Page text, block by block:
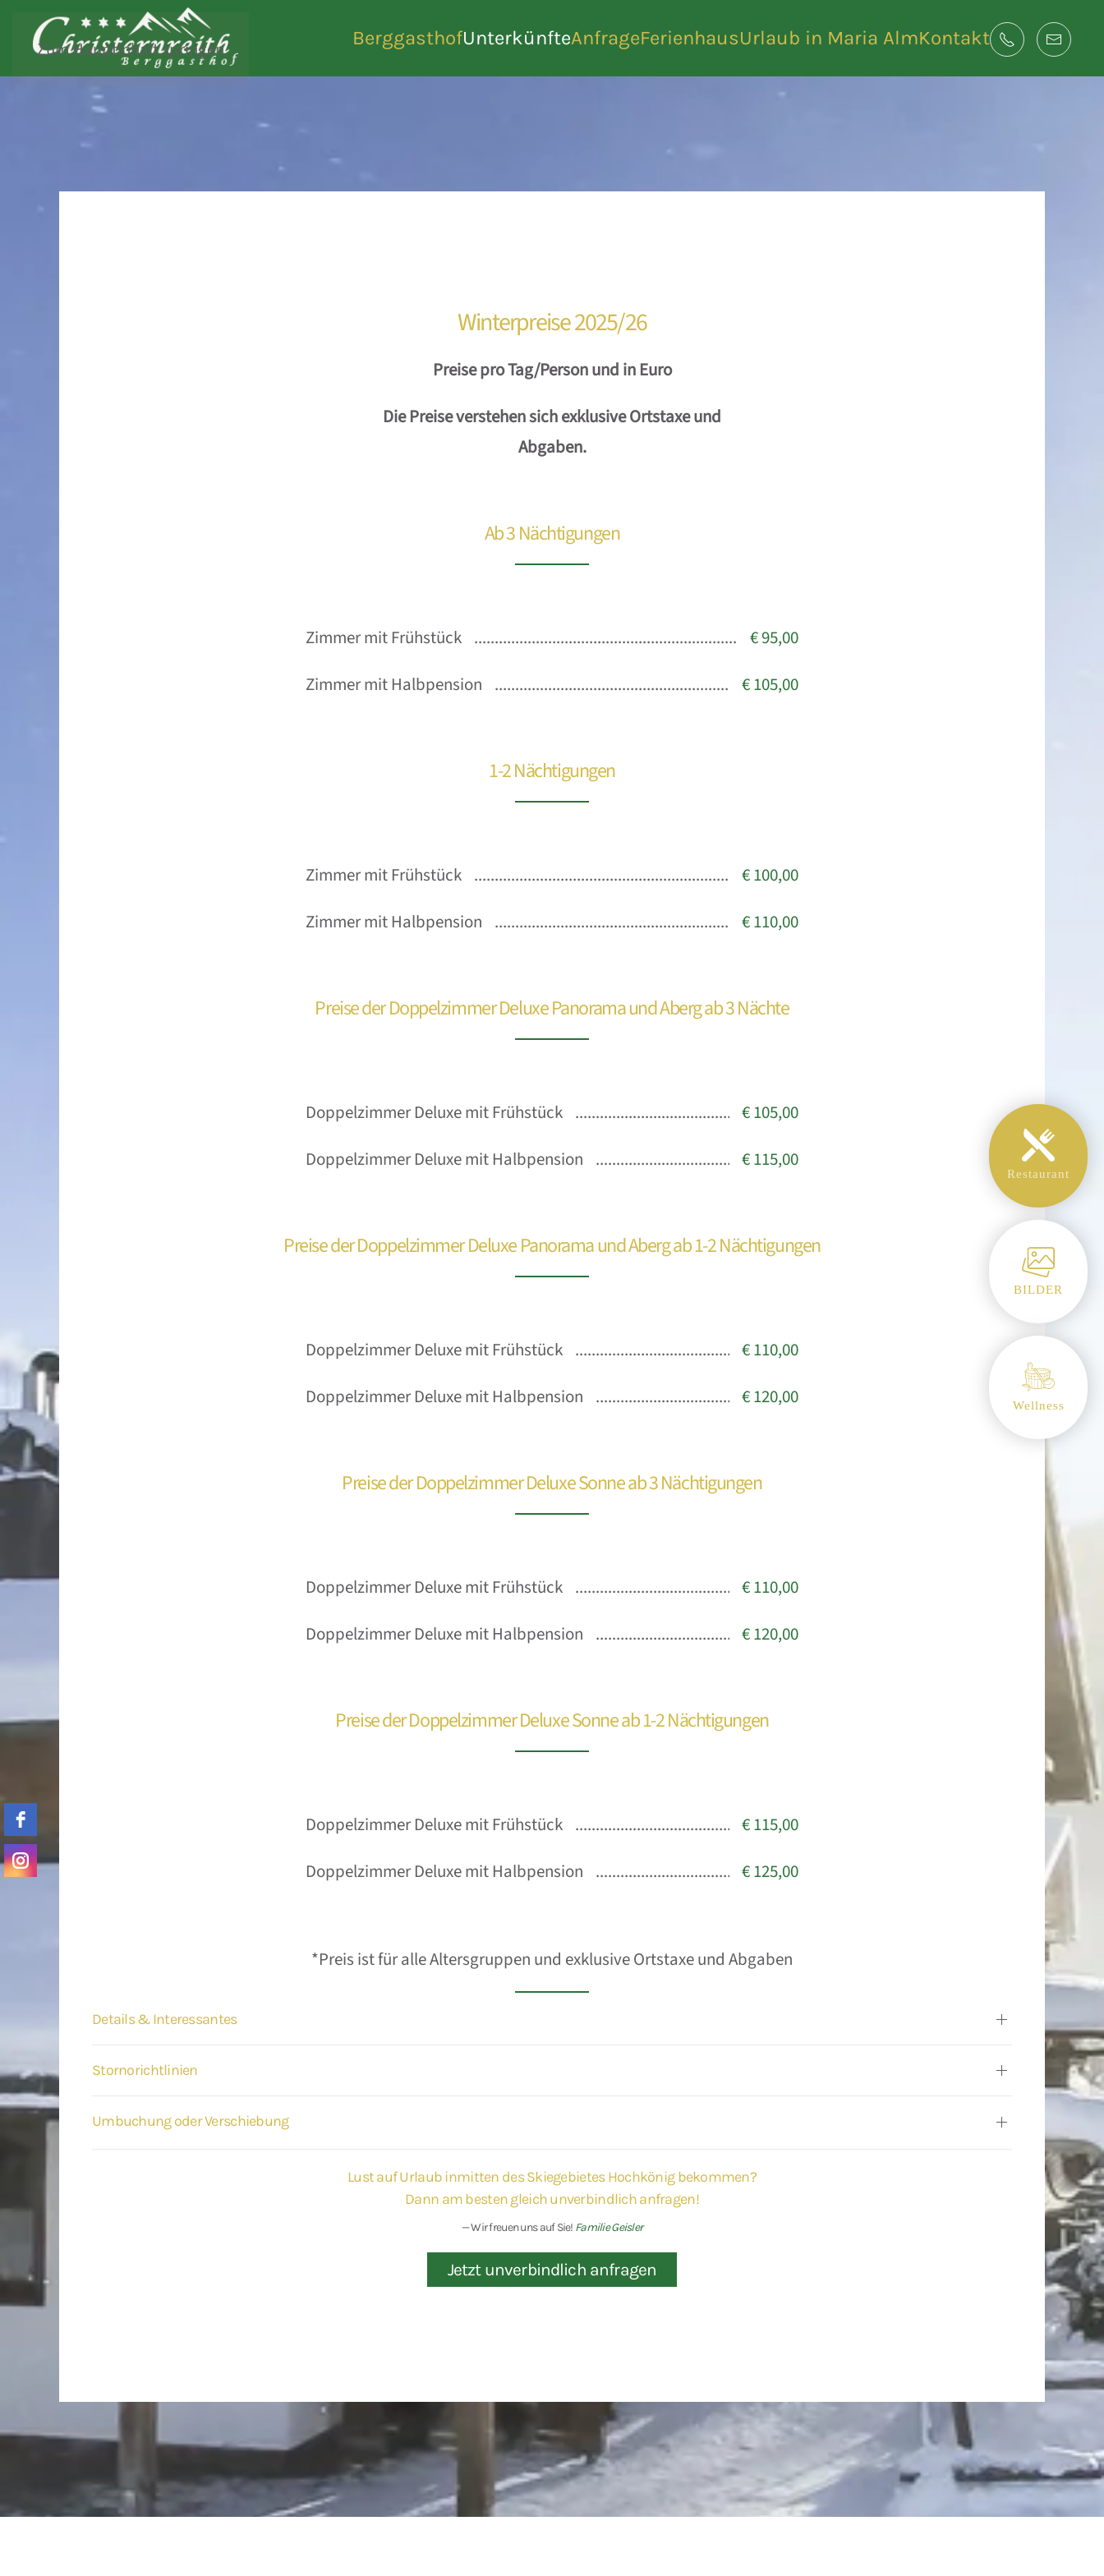
Zum Hauptinhalt springen BerggasthofUnterkünfteAnfrageFerienhausUrlaub in Maria AlmKontakt
Winterpreise 2025/26
Preise pro Tag/Person und in Euro
Die Preise verstehen sich exklusive Ortstaxe und
Abgaben.
Ab 3 Nächtigungen
Zimmer mit Frühstück
€ 95,00
Zimmer mit Halbpension
€ 105,00
1-2 Nächtigungen
Zimmer mit Frühstück
€ 100,00
Zimmer mit Halbpension
€ 110,00
Preise der Doppelzimmer Deluxe Panorama und Aberg ab 3 Nächte
Doppelzimmer Deluxe mit Frühstück
€ 105,00
Doppelzimmer Deluxe mit Halbpension
€ 115,00
Preise der Doppelzimmer Deluxe Panorama und Aberg ab 1-2 Nächtigungen
Doppelzimmer Deluxe mit Frühstück
€ 110,00
Doppelzimmer Deluxe mit Halbpension
€ 120,00
Preise der Doppelzimmer Deluxe Sonne ab 3 Nächtigungen
Doppelzimmer Deluxe mit Frühstück
€ 110,00
Doppelzimmer Deluxe mit Halbpension
€ 120,00
Preise der Doppelzimmer Deluxe Sonne ab 1-2 Nächtigungen
Doppelzimmer Deluxe mit Frühstück
€ 115,00
Doppelzimmer Deluxe mit Halbpension
€ 125,00
*Preis ist für alle Altersgruppen und exklusive Ortstaxe und Abgaben
Details & Interessantes
Stornorichtlinien
Umbuchung oder Verschiebung
Lust auf Urlaub inmitten des Skiegebietes Hochkönig bekommen?
Dann am besten gleich unverbindlich anfragen!
Wir freuen uns auf Sie! Familie Geisler
Jetzt unverbindlich anfragen
Restaurant
BILDER
Wellness